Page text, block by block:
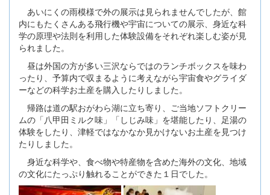
あいにくの雨模様で外の展示は見られませんでしたが、館
内にもたくさんある飛行機や宇宙についての展示、身近な科
学の原理や法則を利用した体験設備をそれぞれ楽しむ姿が見
られました。
昼は外国の方が多い三沢ならではのランチボックスを味わ
ったり、予算内で収まるように考えながら宇宙食やグライダ
ーなどの科学お土産を購入したりしました。
帰路は道の駅おがわら湖に立ち寄り、ご当地ソフトクリー
ムの「八甲田ミルク味」「しじみ味」を堪能したり、足湯の
体験をしたり、津軽ではなかなか見かけないお土産を見つけ
たりしました。
身近な科学や、食べ物や特産物を含めた海外の文化、地域
の文化にたっぷり触れることができた１日でした。